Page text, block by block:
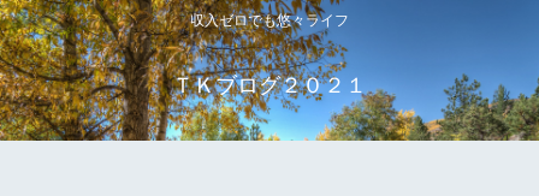
収入ゼロでも悠々ライフ
ＴＫブログ２０２１